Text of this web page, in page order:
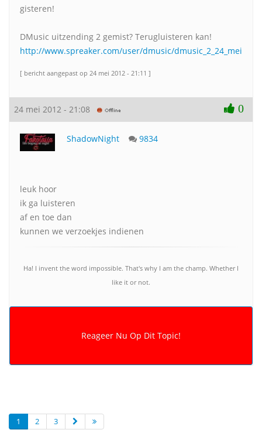
gisteren!
DMusic uitzending 2 gemist? Terugluisteren kan!
http://www.spreaker.com/user/dmusic/
[ bericht aangepast op 24 mei 2012 - 21:11 ]
24 mei 2012 - 21:08 0
ShadowNight 9834
leuk hoor
ik ga luisteren
af en toe dan
kunnen we verzoekjes indienen
Ha! I invent the word impossible. That's why I am the champ. Whether I
like it or not.
1 2 3